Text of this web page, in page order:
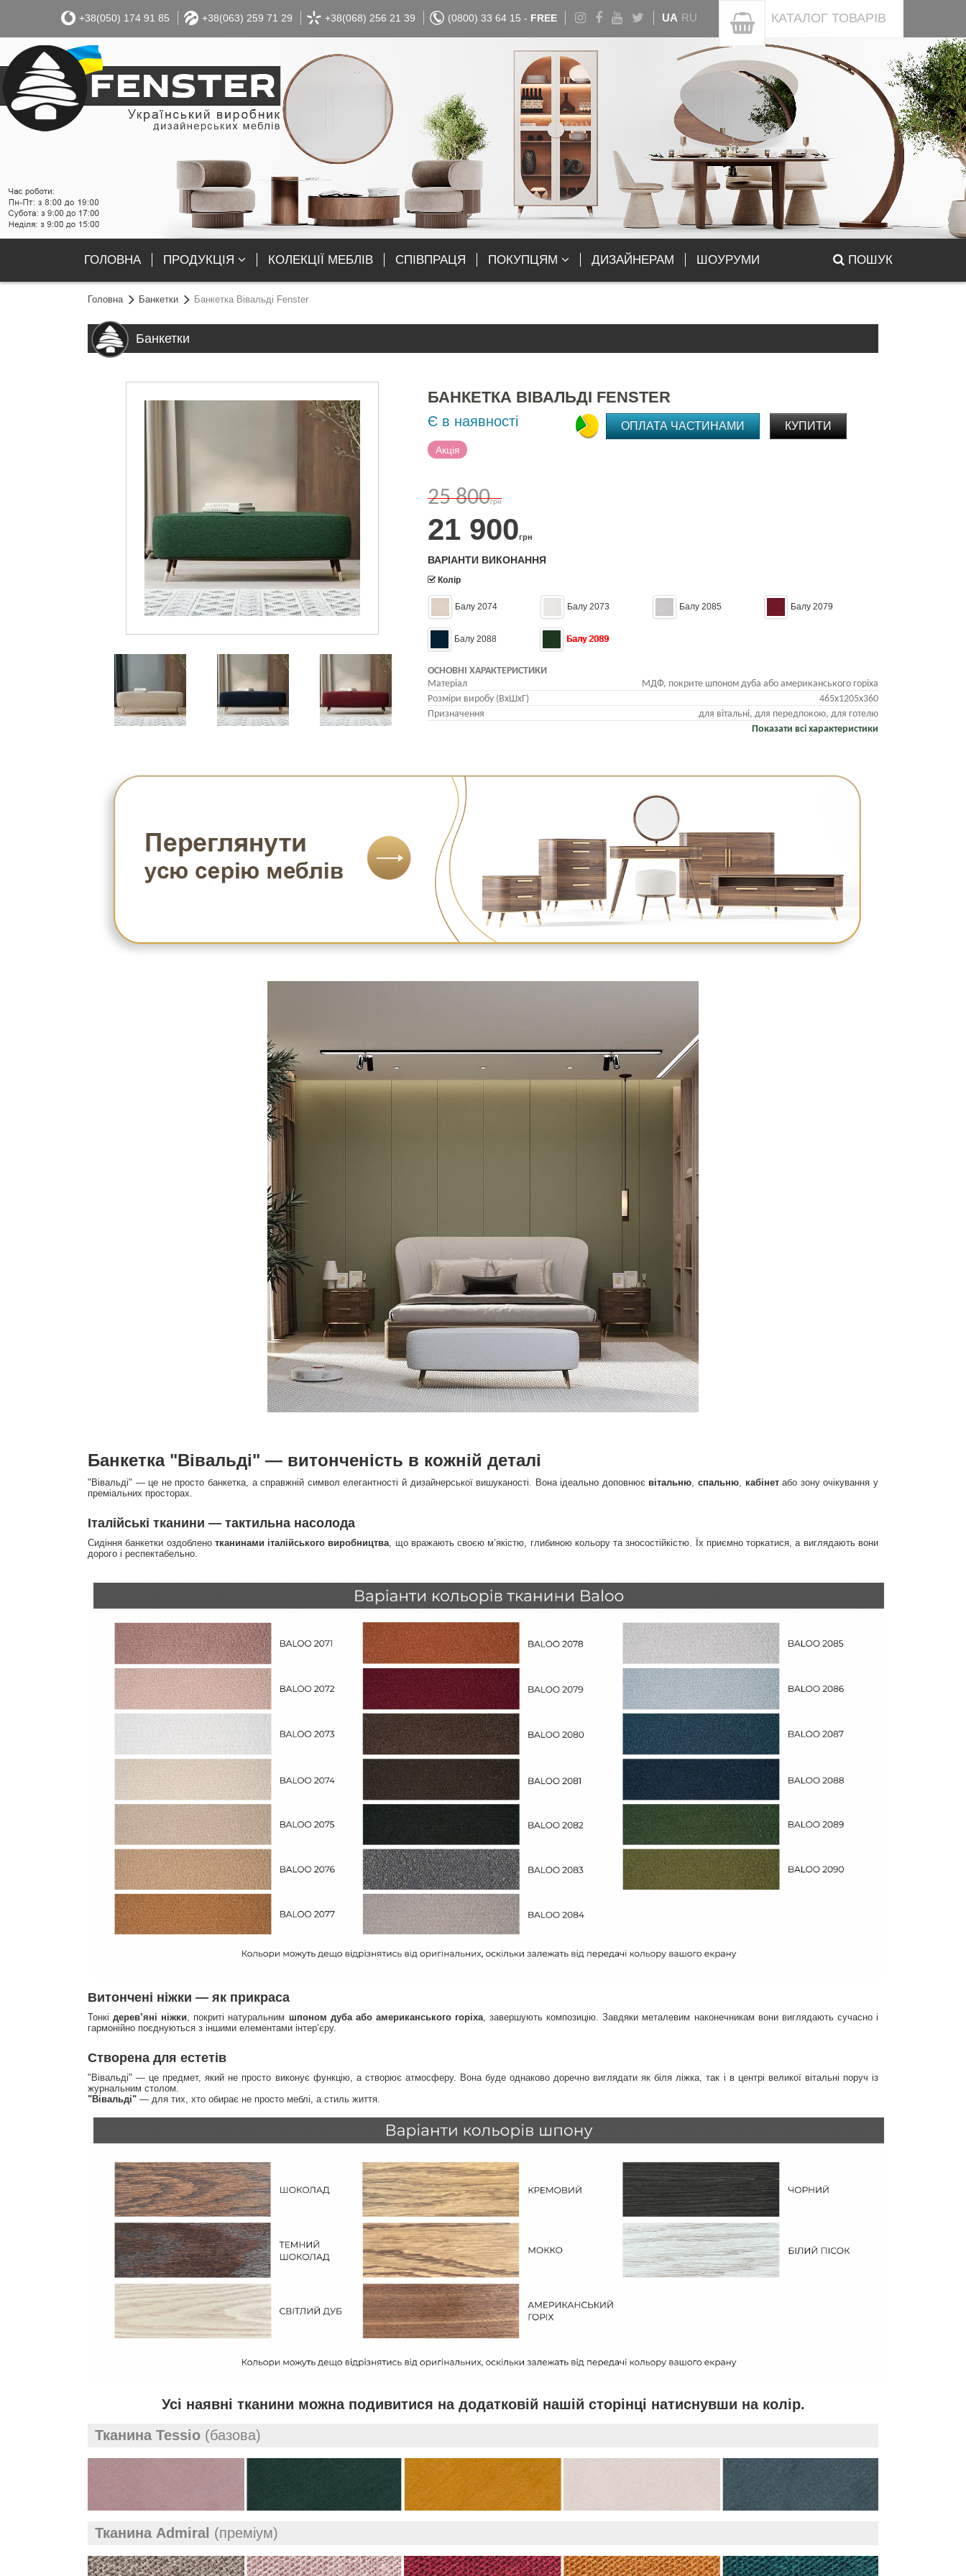
+38(050) 174 91 85 +38(063) 259 71 29 +38(068) 256 21 39 (0800) 33 64 15 - FREE UA RU КАТАЛОГ ТОВАРІВ
ГОЛОВНА ПРОДУКЦІЯ КОЛЕКЦІЇ МЕБЛІВ СПІВПРАЦЯ ПОКУПЦЯМ ДИЗАЙНЕРАМ ШОУРУМИ ПОШУК
Головна Банкетки Банкетка Вівальді Fenster
Банкетки
БАНКЕТКА ВІВАЛЬДІ FENSTER
Є в наявності
Акція
25 800грн
21 900грн
ОПЛАТА ЧАСТИНАМИ КУПИТИ
ВАРІАНТИ ВИКОНАННЯ
Колір
Балу 2074 Балу 2073 Балу 2085 Балу 2079
Балу 2088 Балу 2089
ОСНОВНІ ХАРАКТЕРИСТИКИ
Матеріал
МДФ, покрите шпоном дуба або американського горіха
Розміри виробу (ВхШхГ)
465х1205х360
Призначення
для вітальні, для передпокою, для готелю
Показати всі характеристики
Банкетка "Вівальді" — витонченість в кожній деталі
"Вівальді" — це не просто банкетка, а справжній символ елегантності й дизайнерської вишуканості. Вона ідеально доповнює вітальню ,спальню кабінетабо зону очікування у
преміальних просторах.
Італійські тканини — тактильна насолода
Сидіння банкетки оздоблено тканинами італійського виробництва , що вражають своєю м’якістю, глибиною кольору та зносостійкістю. Їх приємно торкатися, а виглядають вони
дорого і респектабельно.
Витончені ніжки — як прикраса
Тонкідерев’яні ніжки , покриті натуральним шпоном дуба або американського горіха , завершують композицію. Завдяки металевим наконечникам вони виглядають сучасно і
гармонійно поєднуються з іншими елементами інтер’єру.
Створена для естетів
"Вівальді" — це предмет, який не просто виконує функцію, а створює атмосферу. Вона буде однаково доречно виглядати як біля ліжка, так і в центрі великої вітальні поруч із
журнальним столом.
"Вівальді" — для тих, хто обирає не просто меблі, а стиль життя.
Усі наявні тканини можна подивитися на додатковій нашій сторінці натиснувши на колір.
Тканина Tessio (базова)
Тканина Admiral (преміум)